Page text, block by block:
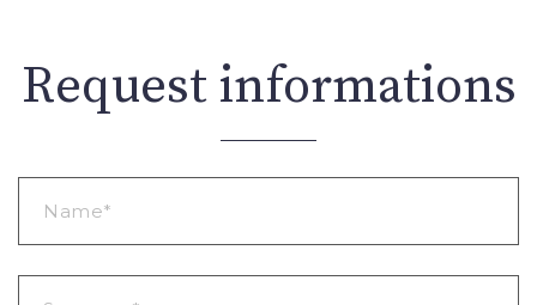
Request informations